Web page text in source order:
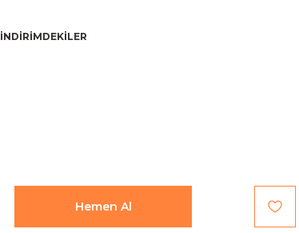
İNDİRİMDEKİLER
Hemen Al